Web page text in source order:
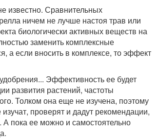
известно. Сравнительных
ничем не лучше настоя трав или
биологически активных веществ на
заменить комплексные
а если вносить в комплексе, то эффект
Эффективность ее будет
развития растений, частоты
Толком она еще не изучена, поэтому
проверят и дадут рекомендации,
А пока ее можно и самостоятельно